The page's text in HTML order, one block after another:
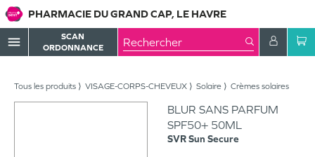
PHARMACIE DU GRAND CAP, LE HAVRE
menu
SCAN
ORDONNANCE
Tous les produits VISAGE-CORPS-CHEVEUX Solaire Crèmes solaires
BLUR SANS PARFUM
SPF50+ 50ML
SVRSun Secure